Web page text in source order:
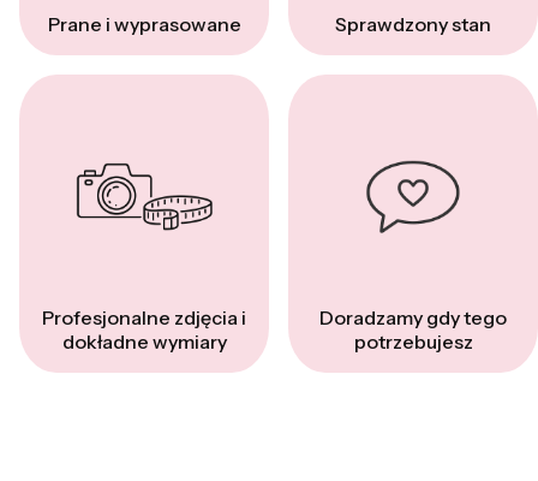
Prane i wyprasowane Sprawdzony stan
Profesjonalne zdjęcia i
dokładne wymiary
Doradzamy gdy tego
potrzebujesz